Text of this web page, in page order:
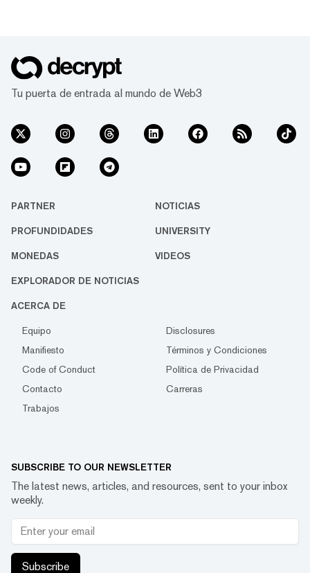
Tu puerta de entrada al mundo de Web3
PARTNER NOTICIAS
PROFUNDIDADES UNIVERSITY
MONEDAS VIDEOS
EXPLORADOR DE NOTICIAS
ACERCA DE
Equipo
Disclosures
Manifiesto
Términos y Condiciones
Code of Conduct
Política de Privacidad
Contacto
Carreras
Trabajos
SUBSCRIBE TO OUR NEWSLETTER
The latest news, articles, and resources, sent to your inbox
weekly.
Subscribe